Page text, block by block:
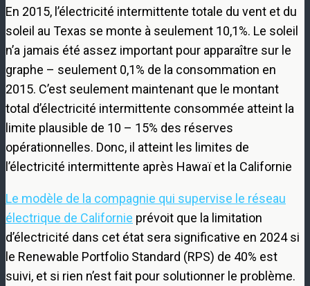
En 2015, l’électricité intermittente totale du vent et du
soleil au Texas se monte à seulement 10,1%. Le soleil
n’a jamais été assez important pour apparaître sur le
graphe – seulement 0,1% de la consommation en
2015. C’est seulement maintenant que le montant
total d’électricité intermittente consommée atteint la
limite plausible de 10 – 15% des réserves
opérationnelles. Donc, il atteint les limites de
l’électricité intermittente après Hawaï et la Californie
Le modèle de la compagnie qui supervise le réseau
électrique de Californie prévoit que la limitation
d’électricité dans cet état sera significative en 2024 si
le Renewable Portfolio Standard (RPS) de 40% est
suivi, et si rien n’est fait pour solutionner le problème.